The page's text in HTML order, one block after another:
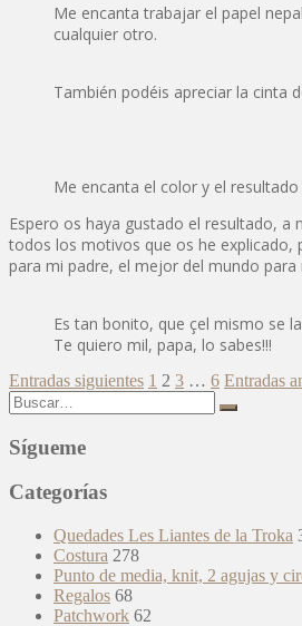
Me encanta trabajar el papel
cualquier otro.
También podéis apreciar la cinta
Me encanta el color y el
Espero os haya gustado el resultado, a
todos los motivos que os he explicado,
para mi padre, el mejor del mundo para
Es tan bonito, que çel mismo se
Te quiero mil, papa, lo sabes!!!
Paginación
de
entradas
Entradas siguientes 1 2 3 … 6 Entradas
Buscar:
Sígueme
Categorías
Quedades Les Liantes de la Troka
Costura 278
Punto de media, knit, 2 agujas y
Regalos 68
Patchwork 62